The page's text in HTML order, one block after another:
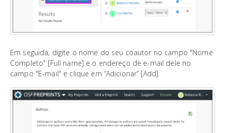
Em seguida, digite o nome do seu coautor no campo "Nome
Completo" [Full name] e o endereço de e-mail dele no
campo "E-mail" e clique em “Adicionar” [Add].